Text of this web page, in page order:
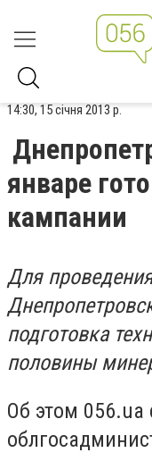
14:30, 15 січня 2013 р.
январе
кампании
Для
подготовка
половины
Об этом 056.ua